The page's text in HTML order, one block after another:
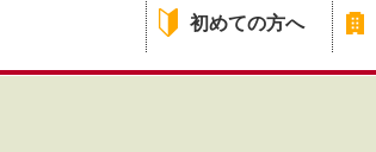
初めての方へ